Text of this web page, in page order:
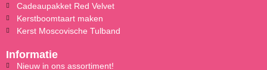
Cadeaupakket Red Velvet
Kerstboomtaart maken
Kerst Moscovische Tulband
Informatie
Nieuw in ons assortiment!